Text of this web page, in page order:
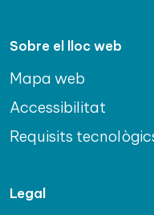
Sobre el lloc web
Mapa web
Accessibilitat
Requisits
Legal